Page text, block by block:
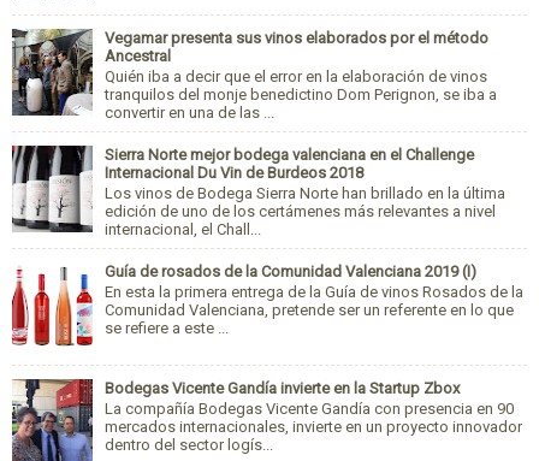
Vegamar presenta sus vinos elaborados por el método
Ancestral
Quién iba a decir que el error en la elaboración de vinos
tranquilos del monje benedictino Dom Perignon, se iba a
convertir en una de las ...
Sierra Norte mejor bodega valenciana en el Challenge
Internacional Du Vin de Burdeos 2018
Los vinos de Bodega Sierra Norte han brillado en la última
edición de uno de los certámenes más relevantes a nivel
internacional, el Chall...
Guía de rosados de la Comunidad Valenciana 2019 (I)
En esta la primera entrega de la Guía de vinos Rosados de la
Comunidad Valenciana, pretende ser un referente en lo que
se refiere a este ...
Bodegas Vicente Gandía invierte en la Startup Zbox
La compañía Bodegas Vicente Gandía con presencia en 90
mercados internacionales, invierte en un proyecto innovador
dentro del sector logís...